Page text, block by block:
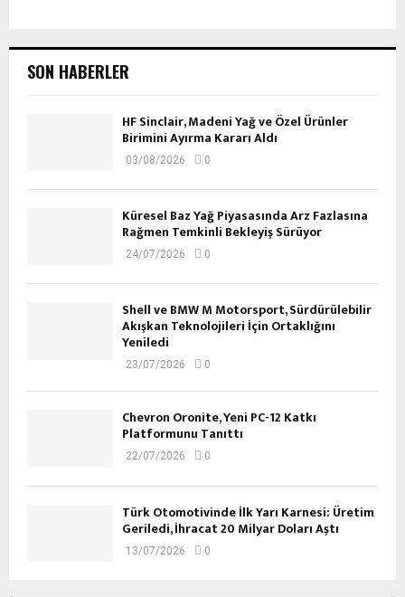
SON HABERLER
HF Sinclair, Madeni Yağ ve Özel Ürünler
Birimini Ayırma Kararı Aldı
03/08/2026 0
Küresel Baz Yağ Piyasasında Arz Fazlasına
Rağmen Temkinli Bekleyiş Sürüyor
24/07/2026 0
Shell ve BMW M Motorsport, Sürdürülebilir
Akışkan Teknolojileri İçin Ortaklığını
Yeniledi
23/07/2026 0
Chevron Oronite, Yeni PC-12 Katkı
Platformunu Tanıttı
22/07/2026 0
Türk Otomotivinde İlk Yarı Karnesi: Üretim
Geriledi, İhracat 20 Milyar Doları Aştı
13/07/2026 0